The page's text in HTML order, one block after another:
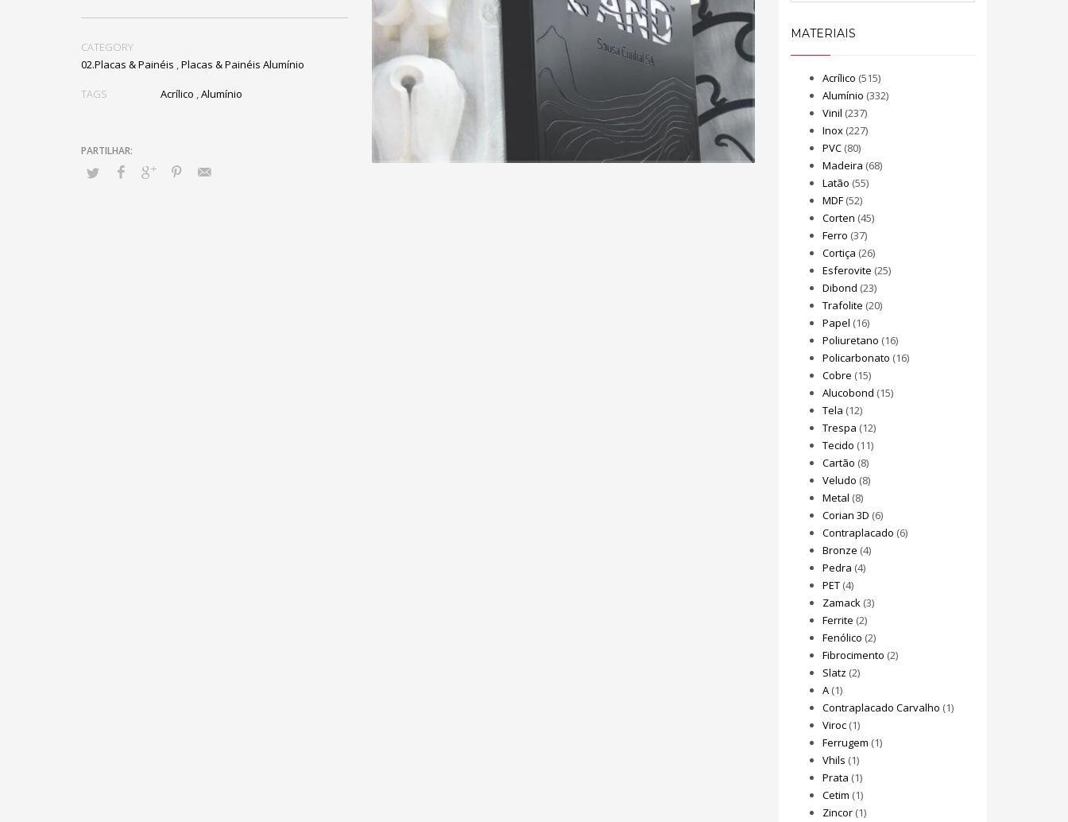
CATEGORY
02.Placas & Painéis ,Placas & Painéis Alumínio
TAGS Acrílico ,Alumínio
MATERIAIS
Acrílico (515)
Alumínio (332)
Vinil (237)
Inox(227)
PVC(80)
Madeira (68)
Latão (55)
MDF(52)
Corten (45)
Ferro (37)
Cortiça (26)
Esferovite (25)
Dibond (23)
Trafolite (20)
Papel (16)
Poliuretano (16)
Policarbonato (16)
Cobre (15)
Alucobond (15)
Tela (12)
Trespa (12)
Tecido (11)
Cartão (8)
Veludo (8)
Metal (8)
Corian 3D (6)
Contraplacado (6)
Bronze (4)
Pedra (4)
PET(4)
Zamack(3)
Ferrite (2)
Fenólico (2)
Fibrocimento (2)
Slatz (2)
A(1)
Contraplacado Carvalho (1)
Viroc(1)
Ferrugem (1)
Vhils (1)
Prata (1)
Cetim (1)
Zincor(1)